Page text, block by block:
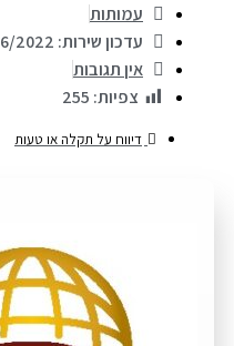
עמותות
עדכון שירות: 27/06/2022
אין תגובות
צפיות:255
דיווח על תקלה או טעות